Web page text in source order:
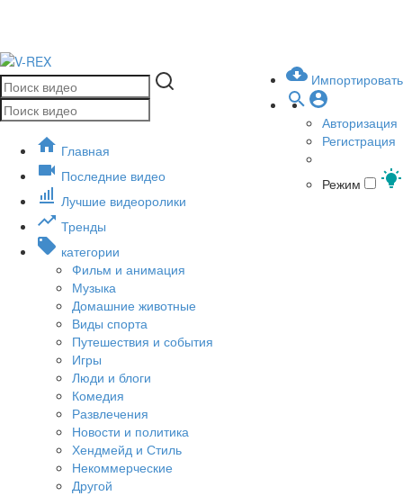
Импортировать
Авторизация
Регистрация
Режим
Главная
Последние видео
Лучшие видеоролики
Тренды
категории
Фильм и анимация
Музыка
Домашние животные
Виды спорта
Путешествия и события
Игры
Люди и блоги
Комедия
Развлечения
Новости и политика
Хендмейд и Стиль
Некоммерческие
Другой